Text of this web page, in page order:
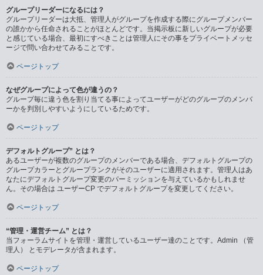
グループリーダーになるには？
グループリーダーは大抵、管理人がグループを作成する際にグループメンバー
の誰かから任命されることがほとんどです。当掲示板に新しいグループが必要
と感じている場合、最初にすべきことは管理人にその事をプライベートメッセ
ージで問い合わせてみることです。
ページトップ
なぜグループによって色が違うの？
グループ毎に違う色を割り当てる事によってユーザーがどのグループのメンバ
ーかを判別しやすいようにしているためです。
ページトップ
デフォルトグループ” とは？
あるユーザーが複数のグループのメンバーである場合、デフォルトグループの
グループカラーとグループランクがそのユーザーに適用されます。管理人はあ
なたにデフォルトグループ変更のパーミッションを与えているかもしれませ
ん。その場合は ユーザーCP でデフォルトグループを変更してください。
ページトップ
“管理・運営チーム” とは？
当フォーラムサイトを管理・運営しているユーザー達のことです。Admin （管
理人） とモデレータが含まれます。
ページトップ